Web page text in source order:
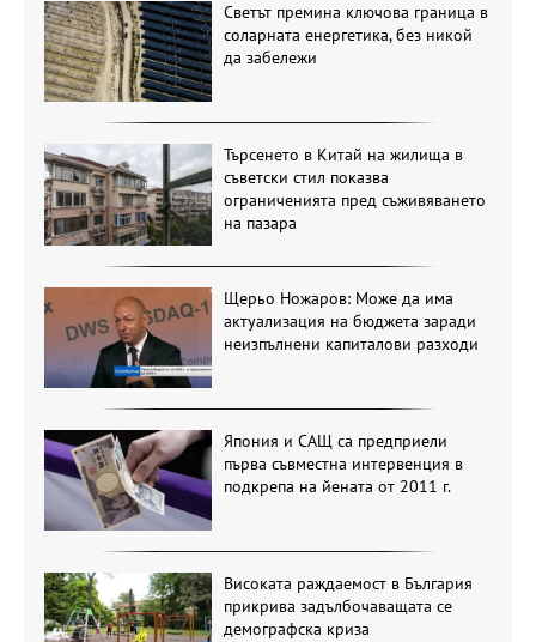
Светът премина ключова граница в
соларната енергетика, без никой
да забележи
Търсенето в Китай на жилища в
съветски стил показва
ограниченията пред съживяването
на пазара
Щерьо Ножаров: Може да има
актуализация на бюджета заради
неизпълнени капиталови разходи
Япония и САЩ са предприели
първа съвместна интервенция в
подкрепа на йената от 2011 г.
Високата раждаемост в България
прикрива задълбочаващата се
демографска криза